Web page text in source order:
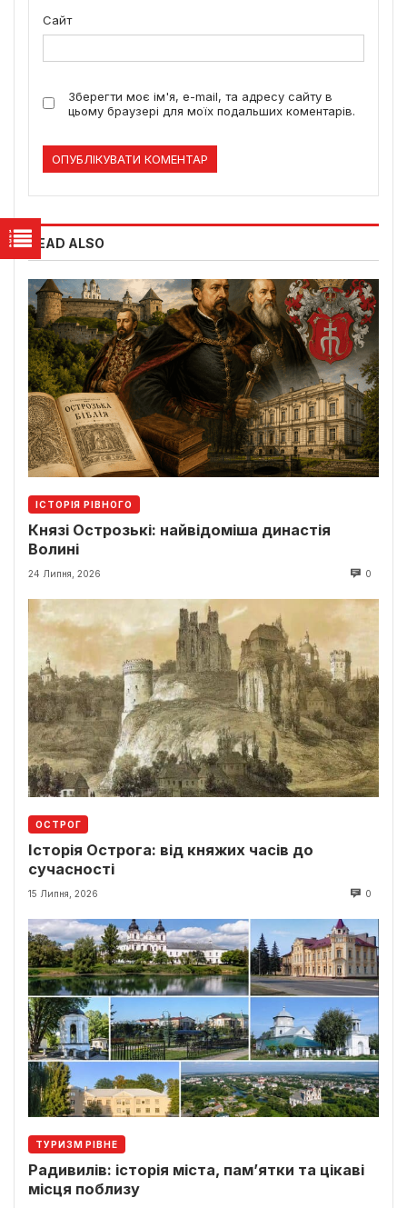
Сайт
Зберегти моє ім'я, e-mail, та адресу сайту в
цьому браузері для моїх подальших коментарів.
READ ALSO
ІСТОРІЯ РІВНОГО
Князі Острозькі: найвідоміша династія
Волині
24 Липня, 2026 0
ОСТРОГ
Історія Острога: від княжих часів до
сучасності
15 Липня, 2026 0
ТУРИЗМ РІВНЕ
Радивилів: історія міста, пам’ятки та цікаві
місця поблизу